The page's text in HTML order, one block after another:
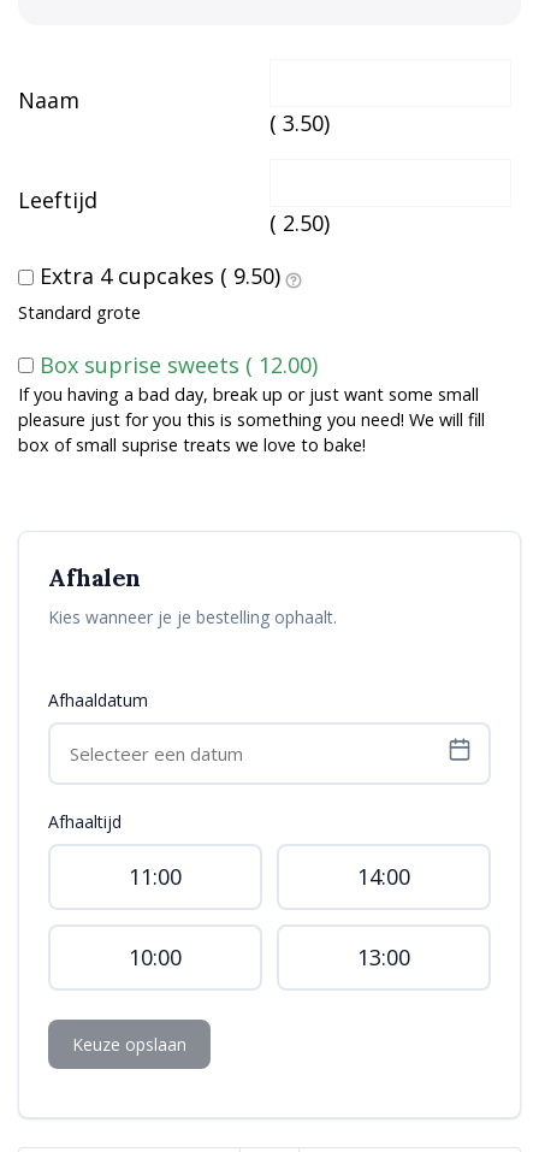
Naam
( 3.50)
Leeftijd
( 2.50)
Extra 4 cupcakes ( 9.50)
Standard grote
Box suprise sweets ( 12.00)
If you having a bad day, break up or just want some small
pleasure just for you this is something you need! We will fill
box of small suprise treats we love to bake!
Afhalen
Kies wanneer je je bestelling ophaalt.
Afhaaldatum
Afhaaltijd
11:00 14:00
10:00 13:00
Keuze opslaan